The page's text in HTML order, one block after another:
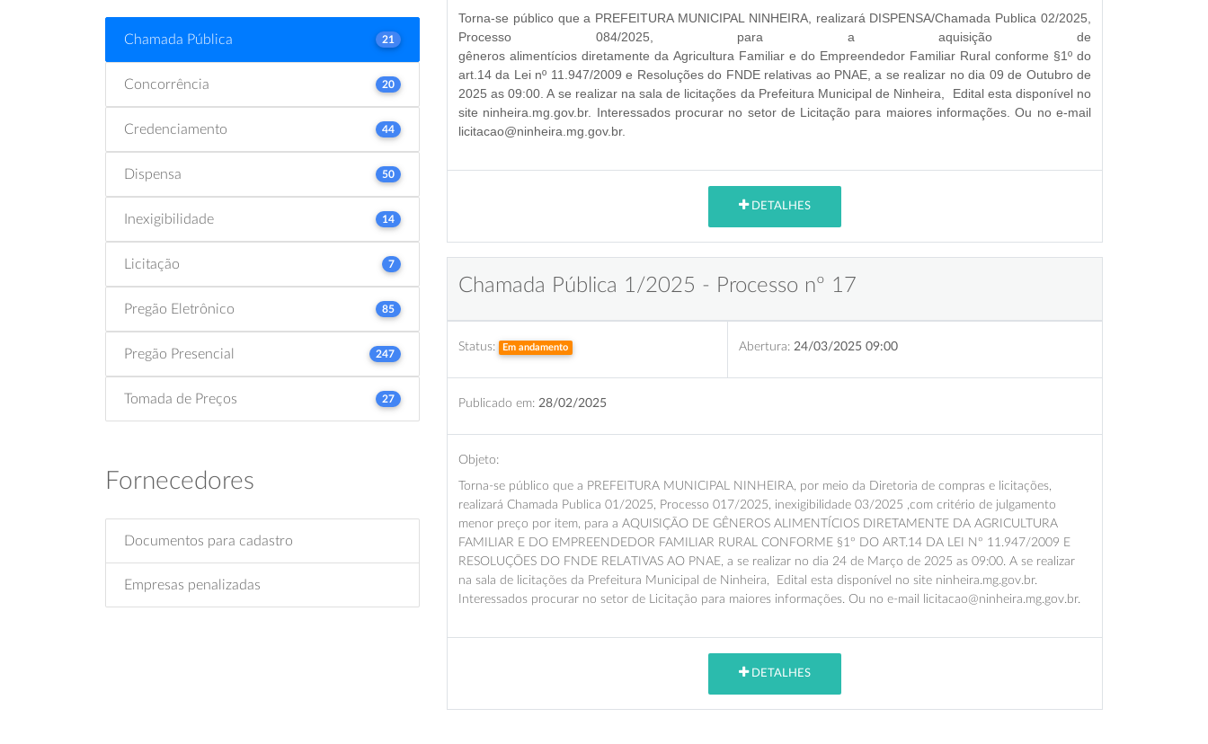
Chamada Pública 21
Concorrência 20
Credenciamento 44
Dispensa 50
Inexigibilidade 14
Licitação 7
Pregão Eletrônico 85
Pregão Presencial 247
Tomada de Preços 27
Fornecedores
Documentos para cadastro
Empresas penalizadas
Torna-se público que a PREFEITURA MUNICIPAL NINHEIRA, realizará DISPENSA/Chamada Publica 02/2025,
Processo 084/2025 , para a aquisição de
gêneros alimentícios diretamente da Agricultura Familiar e do Empreendedor Familiar Rural conforme §1º do
art.14 da Lei nº 11.947/2009 e Resoluções do FNDE relativas ao PNAE, a se realizar no dia 09 de Outubro de
2025 as 09:00 . A se realizar nasala de licitações da Prefeitura Municipal de Ninheira , Edital esta disponível no
site ninheira.mg.gov.br. Interessados procurar no setor de Licitação para maiores informações. Ou no e-mail
licitacao@ninheira.mg.gov.br.
DETALHES
Chamada Pública 1/2025 - Processo nº 17
Status: Em andamento Abertura: 24/03/2025 09:00
Publicado em: 28/02/2025
Objeto:
Torna-se público que a PREFEITURA MUNICIPAL NINHEIRA, por meio da Diretoria de compras e licitações,
realizará Chamada Publica 01/2025, Processo 017/2025, inexigibilidade 03/2025 ,com critério de julgamento
menor preço por item, para a AQUISIÇÃO DE GÊNEROS ALIMENTÍCIOS DIRETAMENTE DA AGRICULTURA
FAMILIAR E DO EMPREENDEDOR FAMILIAR RURAL CONFORME §1º DO ART.14 DA LEI Nº 11.947/2009 E
RESOLUÇÕES DO FNDE RELATIVAS AO PNAE, a se realizar no dia 24 de Março de 2025 as 09:00. A se realizar
na sala de licitações da Prefeitura Municipal de Ninheira, Edital esta disponível no site ninheira.mg.gov.br.
Interessados procurar no setor de Licitação para maiores informações. Ou no e-mail licitacao@ninheira.mg.gov.br.
DETALHES